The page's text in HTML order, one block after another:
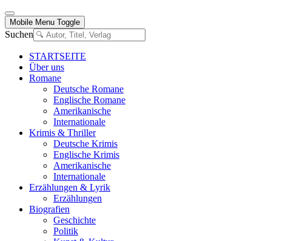
Mobile Menu Toggle
Suchen
STARTSEITE
Über uns
Romane
Deutsche Romane
Englische Romane
Amerikanische
Internationale
Krimis & Thriller
Deutsche Krimis
Englische Krimis
Amerikanische
Internationale
Erzählungen & Lyrik
Erzählungen
Biografien
Geschichte
Politik